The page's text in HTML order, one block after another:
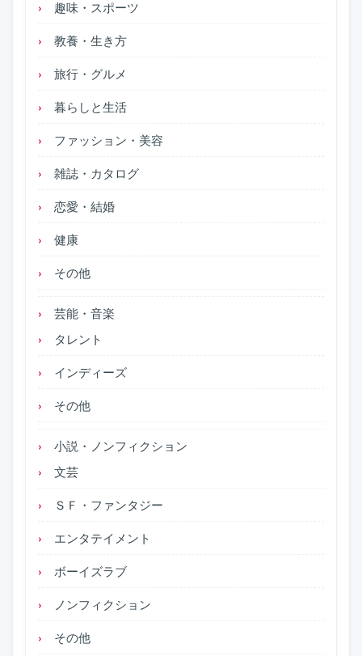
趣味・スポーツ
教養・生き方
旅行・グルメ
暮らしと生活
ファッション・美容
雑誌・カタログ
恋愛・結婚
健康
その他
芸能・音楽
タレント
インディーズ
その他
小説・ノンフィクション
文芸
ＳＦ・ファンタジー
エンタテイメント
ボーイズラブ
ノンフィクション
その他